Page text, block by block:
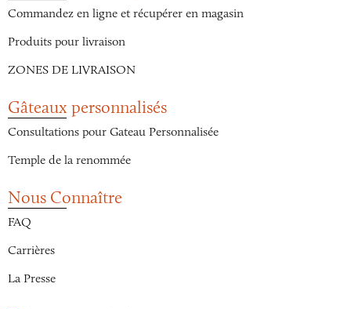
Commandez en ligne et récupérer en magasin
Produits pour livraison
ZONES DE LIVRAISON
Gâteaux personnalisés
Consultations pour Gateau Personnalisée
Temple de la renommée
Nous Connaître
FAQ
Carrières
La Presse